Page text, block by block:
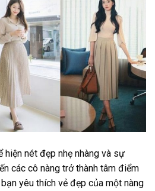
hiện nét đẹp nhẹ nhàng và sự
các cô nàng trở thành tâm điểm
yêu thích vẻ đẹp của một nàng